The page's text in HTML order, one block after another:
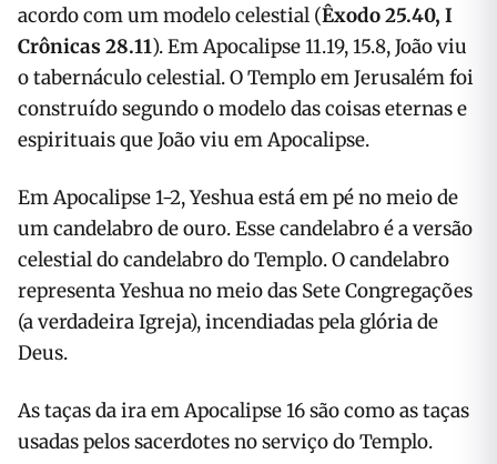
acordo com um modelo celestial (Êxodo 25.40, I
Crônicas 28.11). Em Apocalipse 11.19, 15.8, João viu
o tabernáculo celestial. O Templo em Jerusalém foi
construído segundo o modelo das coisas eternas e
espirituais que João viu em Apocalipse.
Em Apocalipse 1-2, Yeshua está em pé no meio de
um candelabro de ouro. Esse candelabro é a versão
celestial do candelabro do Templo. O candelabro
representa Yeshua no meio das Sete Congregações
(a verdadeira Igreja), incendiadas pela glória de
Deus.
As taças da ira em Apocalipse 16 são como as taças
usadas pelos sacerdotes no serviço do Templo.